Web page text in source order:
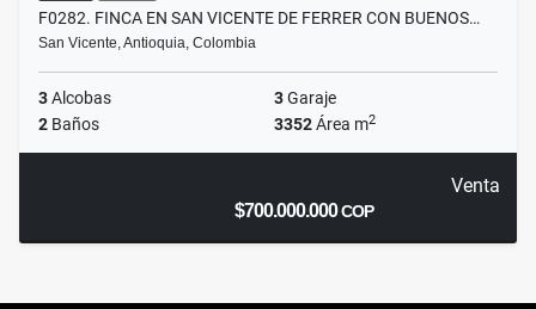
F0282. FINCA EN SAN VICENTE DE FERRER CON BUENOS…
San Vicente, Antioquia, Colombia
3Alcobas 3Garaje
2 Baños 3352Área m2
Venta
$700.000.000COP